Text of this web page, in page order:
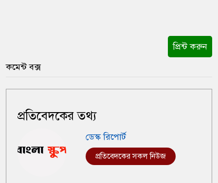
প্রিন্ট করুন
কমেন্ট বক্স
প্রতিবেদকের তথ্য
ডেস্ক রিপোর্ট
প্রতিবেদকের সকল নিউজ